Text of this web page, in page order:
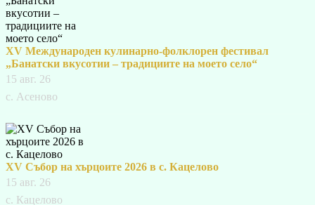
XV Международен кулинарно-фолклорен фестивал
„Банатски вкусотии – традициите на моето село“
15 авг. 26
с. Асеново
XV Събор на хърцоите 2026 в с. Кацелово
15 авг. 26
с. Кацелово